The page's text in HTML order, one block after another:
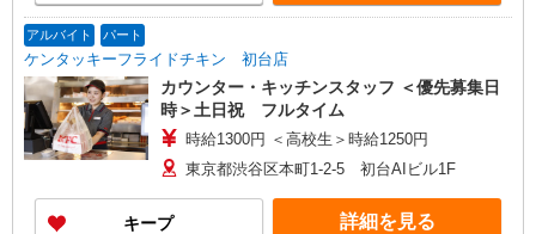
アルバイト パート
ケンタッキーフライドチキン 初台店
カウンター・キッチンスタッフ ＜優先募集日
時＞土日祝 フルタイム
時給1300円 ＜高校生＞時給1250円
東京都渋谷区本町1-2-5 初台AIビル1F
キープ 詳細を見る